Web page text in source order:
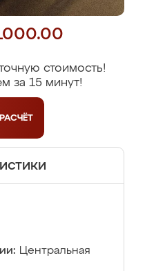
стоимость!
за 15 минут!
РАСЧЁТ
Центральная